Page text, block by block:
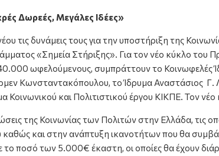
Δωρεές, Μεγάλες Ιδέες»
τις δυνάμεις τους για την υποστήριξη της
«Σημεία Στήριξης». Για τον νέο κύκλο του
ωφελούμενους, συμπράττουν το Κοινωφελές
Κωνσταντακόπουλου, το Ίδρυμα Αναστάσιος Γ.
Κοινωνικού και Πολιτιστικού έργου ΚΙΚΠΕ. Τον
της Κοινωνίας των Πολιτών στην Ελλάδα,
καθώς και στην ανάπτυξη ικανοτήτων που θα
ποσό των 5.000€ έκαστη, οι οποίες θα έχουν